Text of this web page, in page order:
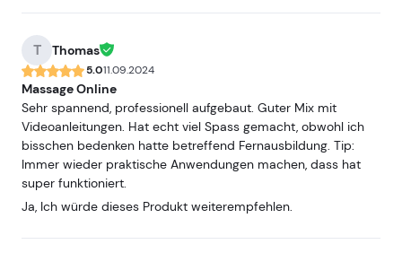
T Thomas
5.011.09.2024
Massage Online
Sehr spannend, professionell aufgebaut. Guter Mix mit
Videoanleitungen. Hat echt viel Spass gemacht, obwohl ich
bisschen bedenken hatte betreffend Fernausbildung. Tip:
Immer wieder praktische Anwendungen machen, dass hat
super funktioniert.
Ja, Ich würde dieses Produkt weiterempfehlen.